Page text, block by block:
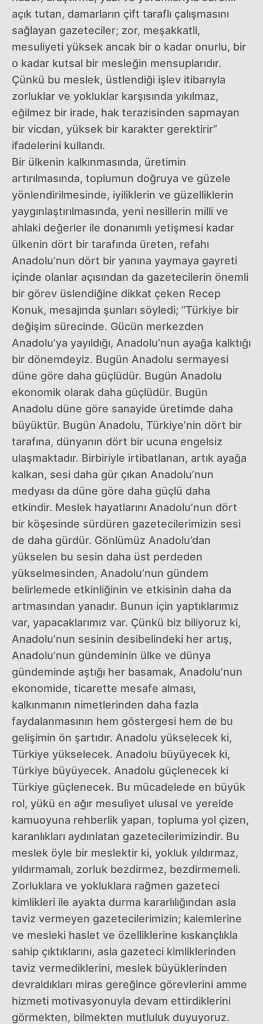
açık tutan, damarların çift taraflı çalışmasını
sağlayan gazeteciler; zor, meşakkatli,
mesuliyeti yüksek ancak bir o kadar onurlu, bir
o kadar kutsal bir mesleğin mensuplarıdır.
Çünkü bu meslek, üstlendiği işlev itibarıyla
zorluklar ve yokluklar karşısında yıkılmaz,
eğilmez bir irade, hak terazisinden sapmayan
bir vicdan, yüksek bir karakter gerektirir”
ifadelerini kullandı.
Bir ülkenin kalkınmasında, üretimin
artırılmasında, toplumun doğruya ve güzele
yönlendirilmesinde, iyiliklerin ve güzelliklerin
yaygınlaştırılmasında, yeni nesillerin milli ve
ahlaki değerler ile donanımlı yetişmesi kadar
ülkenin dört bir tarafında üreten, refahı
Anadolu’nun dört bir yanına yaymaya gayreti
içinde olanlar açısından da gazetecilerin önemli
bir görev üslendiğine dikkat çeken Recep
Konuk, mesajında şunları söyledi; “Türkiye bir
değişim sürecinde. Gücün merkezden
Anadolu’ya yayıldığı, Anadolu’nun ayağa kalktığı
bir dönemdeyiz. Bugün Anadolu sermayesi
düne göre daha güçlüdür. Bugün Anadolu
ekonomik olarak daha güçlüdür. Bugün
Anadolu düne göre sanayide üretimde daha
büyüktür. Bugün Anadolu, Türkiye’nin dört bir
tarafına, dünyanın dört bir ucuna engelsiz
ulaşmaktadır. Birbiriyle irtibatlanan, artık ayağa
kalkan, sesi daha gür çıkan Anadolu’nun
medyası da düne göre daha güçlü daha
etkindir. Meslek hayatlarını Anadolu’nun dört
bir köşesinde sürdüren gazetecilerimizin sesi
de daha gürdür. Gönlümüz Anadolu’dan
yükselen bu sesin daha üst perdeden
yükselmesinden, Anadolu’nun gündem
belirlemede etkinliğinin ve etkisinin daha da
artmasından yanadır. Bunun için yaptıklarımız
var, yapacaklarımız var. Çünkü biz biliyoruz ki,
Anadolu’nun sesinin desibelindeki her artış,
Anadolu’nun gündeminin ülke ve dünya
gündeminde aştığı her basamak, Anadolu’nun
ekonomide, ticarette mesafe alması,
kalkınmanın nimetlerinden daha fazla
faydalanmasının hem göstergesi hem de bu
gelişimin ön şartıdır. Anadolu yükselecek ki,
Türkiye yükselecek. Anadolu büyüyecek ki,
Türkiye büyüyecek. Anadolu güçlenecek ki
Türkiye güçlenecek. Bu mücadelede en büyük
rol, yükü en ağır mesuliyet ulusal ve yerelde
kamuoyuna rehberlik yapan, topluma yol çizen,
karanlıkları aydınlatan gazetecilerimizindir. Bu
meslek öyle bir meslektir ki, yokluk yıldırmaz,
yıldırmamalı, zorluk bezdirmez, bezdirmemeli.
Zorluklara ve yokluklara rağmen gazeteci
kimlikleri ile ayakta durma kararlılığından asla
taviz vermeyen gazetecilerimizin; kalemlerine
ve mesleki haslet ve özelliklerine kıskançlıkla
sahip çıktıklarını, asla gazeteci kimliklerinden
taviz vermediklerini, meslek büyüklerinden
devraldıkları miras gereğince görevlerini amme
hizmeti motivasyonuyla devam ettirdiklerini
görmekten, bilmekten mutluluk duyuyoruz.